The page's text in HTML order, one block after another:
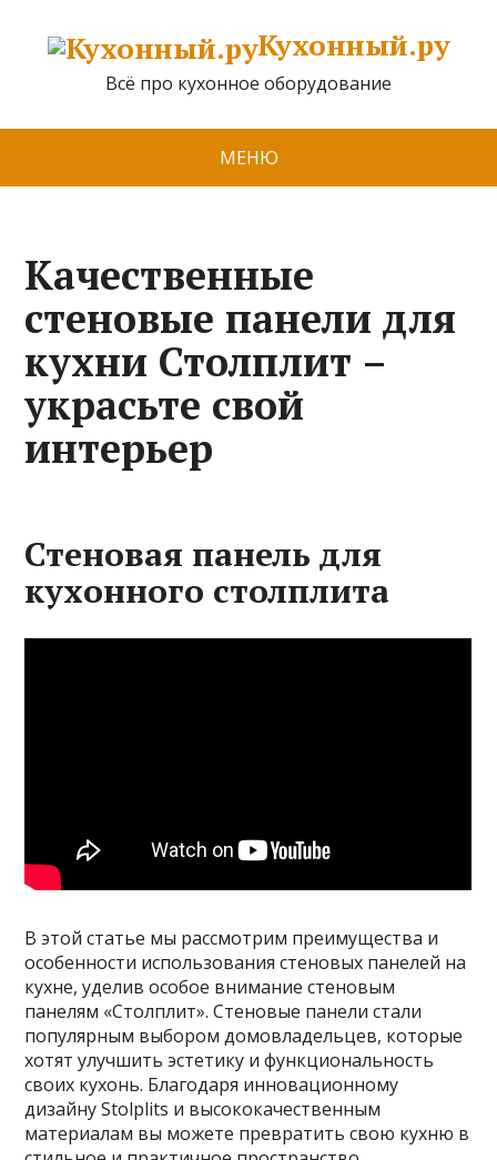
Кухонный.ру
Всё про кухонное оборудование
МЕНЮ
Качественные
стеновые панели для
кухни Столплит –
украсьте свой
интерьер
Стеновая панель для
кухонного столплита
В этой статье мы рассмотрим преимущества и
особенности использования стеновых панелей на
кухне, уделив особое внимание стеновым
панелям «Столплит». Стеновые панели стали
популярным выбором домовладельцев, которые
хотят улучшить эстетику и функциональность
своих кухонь. Благодаря инновационному
дизайну Stolplits и высококачественным
материалам вы можете превратить свою кухню в